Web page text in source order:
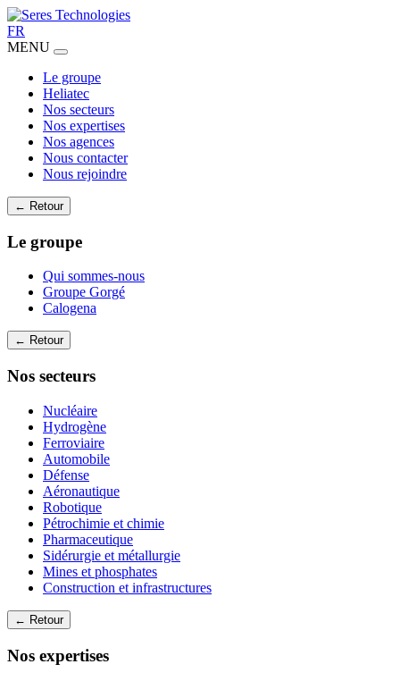
FR
MENU
Le groupe
Heliatec
Nos secteurs
Nos expertises
Nos agences
Nous contacter
Nous rejoindre
← Retour
Le groupe
Qui sommes-nous
Groupe Gorgé
Calogena
← Retour
Nos secteurs
Nucléaire
Hydrogène
Ferroviaire
Automobile
Défense
Aéronautique
Robotique
Pétrochimie et chimie
Pharmaceutique
Sidérurgie et métallurgie
Mines et phosphates
Construction et infrastructures
← Retour
Nos expertises